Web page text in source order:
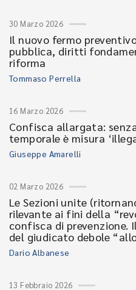
30 Marzo 2026
Il nuovo fermo
pubblica, diritti
riforma
Tommaso Perrella
16 Marzo 2026
Confisca allargata:
temporale è misura
Giuseppe Amarelli
02 Marzo 2026
Le Sezioni unite
rilevante ai fini della
confisca di
del giudicato debole
Dario Albanese
13 Febbraio 2026